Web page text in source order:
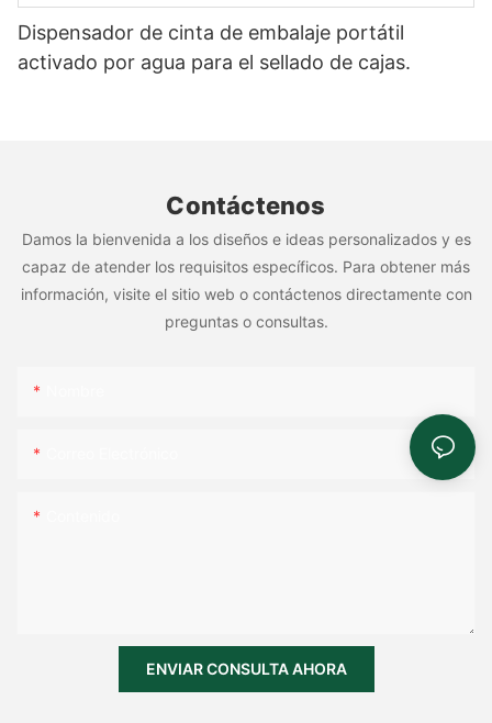
Dispensador de cinta de embalaje portátil
activado por agua para el sellado de cajas.
Contáctenos
Damos la bienvenida a los diseños e ideas personalizados y es
capaz de atender los requisitos específicos. Para obtener más
información, visite el sitio web o contáctenos directamente con
preguntas o consultas.
ENVIAR CONSULTA AHORA